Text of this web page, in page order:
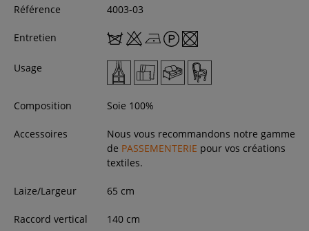
Référence 4003-03
Entretien
Usage
Composition Soie 100%
Accessoires
Nous vous recommandons notre gamme
de PASSEMENTERIE pour vos créations
textiles.
Laize/Largeur 65 cm
Raccord vertical 140 cm